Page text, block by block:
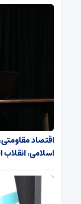
اقتصاد
اسلامی،